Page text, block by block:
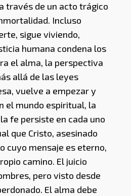
través de un acto trágico
Incluso
sigue viviendo,
humana condena los
el alma, la perspectiva
allá de las leyes
vuelve a empezar y
el mundo espiritual, la
fe persiste en cada uno
que Cristo, asesinado
cuyo mensaje es eterno,
camino. El juicio
pero visto desde
El alma debe